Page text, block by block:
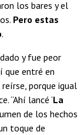
los bares y el
Pero estas
.
y fue peor
que entré en
porque igual
“Ahí lancé ‘La
de los hechos
toque de